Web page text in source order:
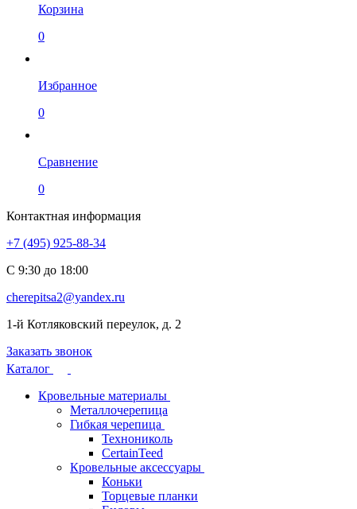
Корзина
0
Избранное
0
Сравнение
0
Контактная информация
+7 (495) 925-88-34
С 9:30 до 18:00
cherepitsa2@yandex.ru
1-й Котляковский переулок, д. 2
Заказать звонок
Каталог
Кровельные материалы
Металлочерепица
Гибкая черепица
Технониколь
CertainTeed
Кровельные аксессуары
Коньки
Торцевые планки